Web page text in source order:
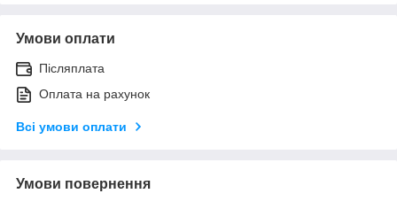
Умови оплати
Післяплата
Оплата на рахунок
Всі умови оплати
Умови повернення